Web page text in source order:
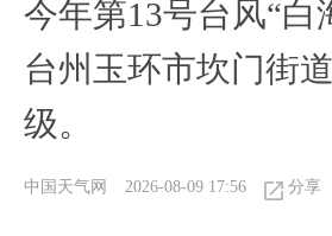
今年第13号台风“白
台州玉环市坎门街
级。
中国天气网 2026-08-09 17:56 分享